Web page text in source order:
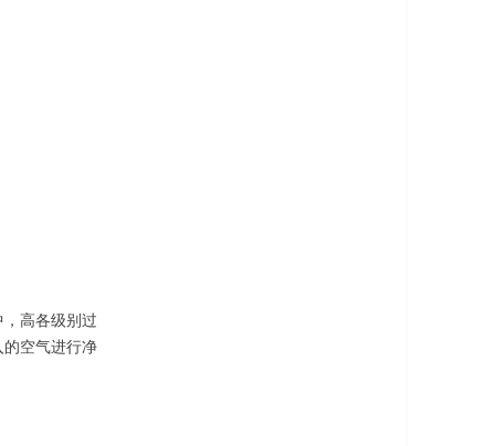
，高各级别过
空气进行净